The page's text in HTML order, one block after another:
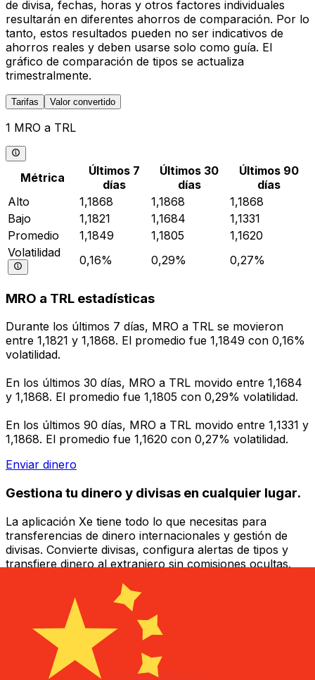
de divisa, fechas, horas y otros factores individuales
resultarán en diferentes ahorros de comparación. Por lo
tanto, estos resultados pueden no ser indicativos de
ahorros reales y deben usarse solo como guía. El
gráfico de comparación de tipos se actualiza
trimestralmente.
Tarifas Valor convertido
1 MRO a TRL
Métrica
Últimos 7
días
Últimos 30
días
Últimos 90
días
Alto
1,1868 1,1868
1,1868
Bajo
1,1821 1,1684
1,1331
Promedio
1,1849 1,1805
1,1620
Volatilidad
0,16% 0,29% 0,27%
MRO a TRL estadísticas
Durante los últimos 7 días, MRO a TRL se movieron
entre 1,1821 y 1,1868. El promedio fue 1,1849 con 0,16%
volatilidad.
En los últimos 30 días, MRO a TRL movido entre 1,1684
y 1,1868. El promedio fue 1,1805 con 0,29% volatilidad.
En los últimos 90 días, MRO a TRL movido entre 1,1331 y
1,1868. El promedio fue 1,1620 con 0,27% volatilidad.
Enviar dinero
Gestiona tu dinero y divisas en cualquier lugar.
La aplicación Xe tiene todo lo que necesitas para
transferencias de dinero internacionales y gestión de
divisas. Convierte divisas, configura alertas de tipos y
transfiere dinero al extranjero sin comisiones ocultas.